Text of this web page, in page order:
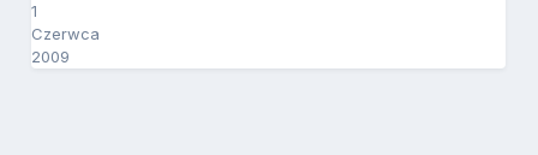
1
Czerwca
2009